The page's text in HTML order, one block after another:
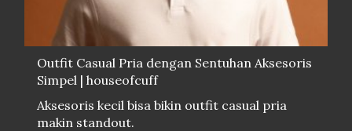
Outfit Casual Pria dengan Sentuhan Aksesoris
Simpel | houseofcuff
Aksesoris kecil bisa bikin outfit casual pria
makin standout.